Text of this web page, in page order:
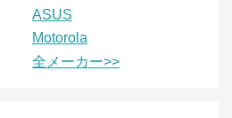
ASUS
Motorola
全メーカー>>